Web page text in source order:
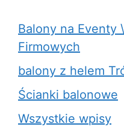
Balony na Eventy
Firmowych
balony z helem
Ścianki balonowe
Wszystkie wpisy